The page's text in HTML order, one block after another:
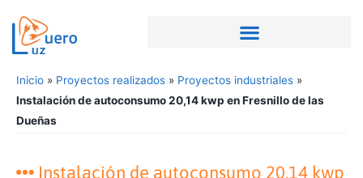
Inicio » Proyectos realizados » Proyectos industriales »
Instalación de autoconsumo 20,14 kwp en Fresnillo de las
Dueñas
Instalación de autoconsumo 20,14 kwp